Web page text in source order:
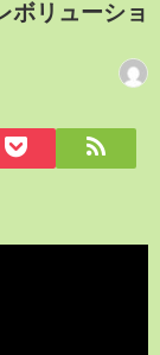
ボリューショ